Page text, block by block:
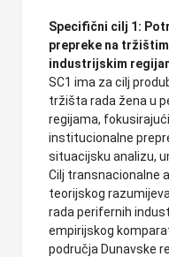
Specifični cilj 1:
prepreke na
industrijskim
SC1 ima za cilj
tržišta rada žena u
regijama,
institucionalne
situacijsku analizu,
Cilj transnacionalne
teorijskog
rada perifernih
empirijskog
područja Dunavske